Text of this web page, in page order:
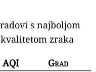
s najboljom
kvalitetom zraka
AQI
Grad